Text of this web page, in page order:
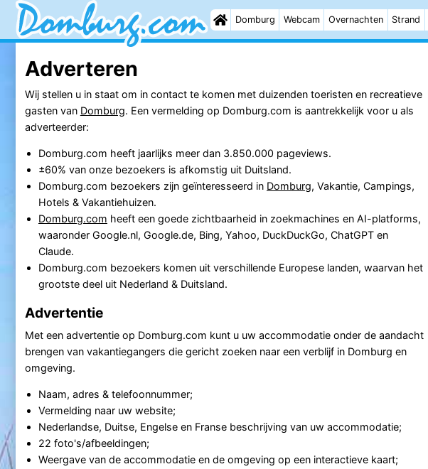
Domburg Webcam Overnachten Strand
Adverteren
Wij stellen u in staat om in contact te komen met duizenden toeristen en recreatieve
gasten van Domburg. Een vermelding op Domburg.com is aantrekkelijk voor u als
adverteerder:
Domburg.com heeft jaarlijks meer dan 3.850.000 pageviews.
±60% van onze bezoekers is afkomstig uit Duitsland.
Domburg.com bezoekers zijn geïnteresseerd in Domburg, Vakantie, Campings,
Hotels & Vakantiehuizen.
Domburg.com heeft een goede zichtbaarheid in zoekmachines en AI-platforms,
waaronder Google.nl, Google.de, Bing, Yahoo, DuckDuckGo, ChatGPT en
Claude.
Domburg.com bezoekers komen uit verschillende Europese landen, waarvan het
grootste deel uit Nederland & Duitsland.
Advertentie
Met een advertentie op Domburg.com kunt u uw accommodatie onder de aandacht
brengen van vakantiegangers die gericht zoeken naar een verblijf in Domburg en
omgeving.
Naam, adres & telefoonnummer;
Vermelding naar uw website;
Nederlandse, Duitse, Engelse en Franse beschrijving van uw accommodatie;
22 foto's/afbeeldingen;
Weergave van de accommodatie en de omgeving op een interactieve kaart;